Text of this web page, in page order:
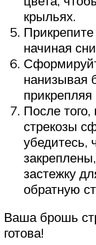
крыльях.
начиная
нанизывая
прикрепляя
После того,
стрекозы
убедитесь,
застежку
обратную
Ваша брошь
готова!